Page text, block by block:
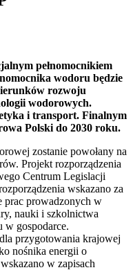
pełnomocnikiem
wodoru będzie
rozwoju
wodorowych.
i transport. Finalnym
Polski do 2030 roku.
zostanie powołany na
Projekt rozporządzenia
Centrum Legislacji
wskazano za
prac prowadzonych w
nauki i szkolnictwa
w gospodarce.
przygotowania krajowej
nośnika energii o
w zapisach